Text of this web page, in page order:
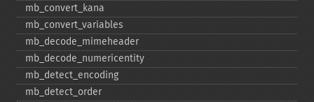
mb_​convert_​kana
mb_​convert_​variables
mb_​decode_​mimeheader
mb_​decode_​numericentity
mb_​detect_​encoding
mb_​detect_​order